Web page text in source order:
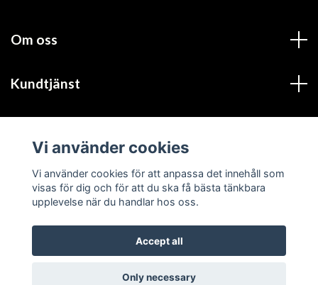
Om oss
Kundtjänst
Social Media
© 2026 TracGrabber
Vi använder cookies
Vi använder cookies för att anpassa det innehåll som
visas för dig och för att du ska få bästa tänkbara
upplevelse när du handlar hos oss.
Accept all
Only necessary